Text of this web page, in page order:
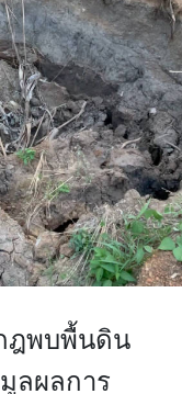
ฎพบพื้นดิน
ลผลการ